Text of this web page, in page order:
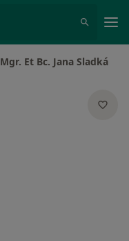
Mgr. Et Bc. Jana Sladká